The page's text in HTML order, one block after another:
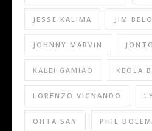
JESSE KALIMA JIM
JOHNNY MARVIN
KALEI GAMIAO KEOLA
LORENZO VIGNANDO
OHTA SAN PHIL